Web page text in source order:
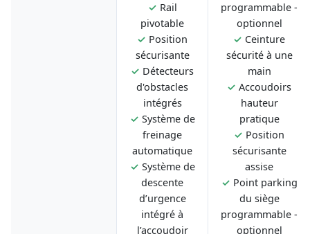
✓ Rail
pivotable
✓ Position
sécurisante
✓ Détecteurs
d'obstacles
intégrés
✓ Système de
freinage
automatique
✓ Système de
descente
d’urgence
intégré à
l’accoudoir
programmable -
optionnel
✓ Ceinture
sécurité à une
main
✓ Accoudoirs
hauteur
pratique
✓ Position
sécurisante
assise
✓ Point parking
du siège
programmable -
optionnel